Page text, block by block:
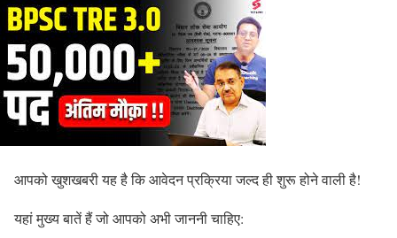
आपको खुशखबरी यह है कि आवेदन प्रक्रिया जल्द ही शुरू होने वाली है!
यहां मुख्य बातें हैं जो आपको अभी जाननी चाहिए: